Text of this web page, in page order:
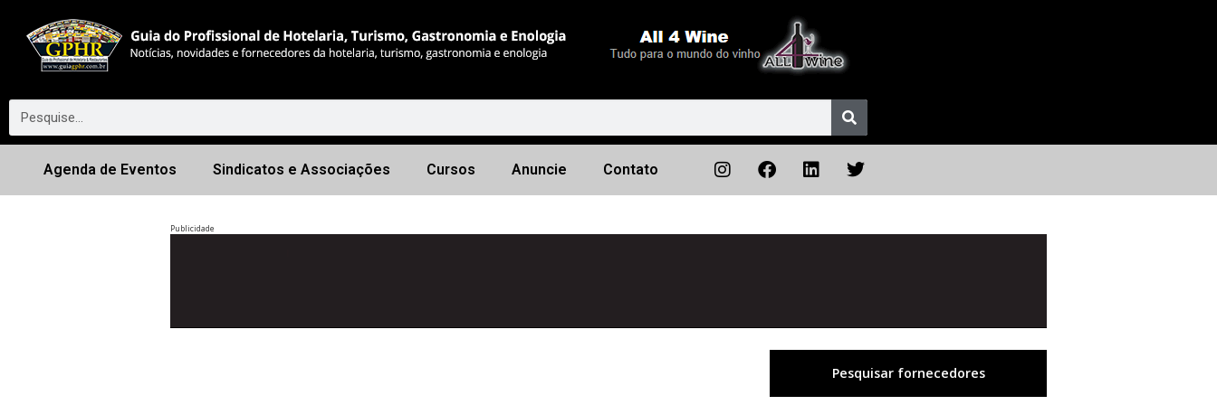
Agenda de Eventos Sindicatos e Associações Cursos Anuncie Contato
Publicidade
Próximo
Pesquisar fornecedores